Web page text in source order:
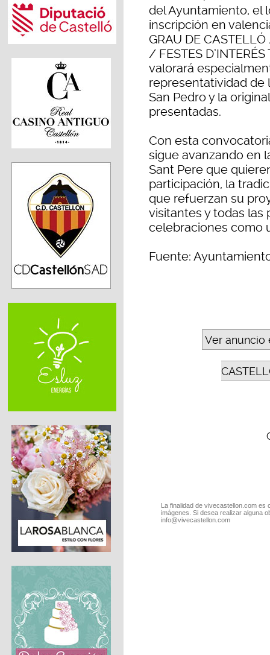
del Ayuntamiento, el
inscripción en
GRAU DE
/ FESTES
valorará
representatividad de
San Pedro y la
presentadas.
Con esta
sigue avanzando en
Sant Pere que
participación, la
que refuerzan su
visitantes y todas las
celebraciones como
Fuente:
Ver anuncio
La finalidad de vivecastellon.com
imágenes. Si desea realizar alguna
info@vivecastellon.com